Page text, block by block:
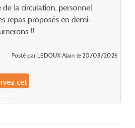
la circulation, personnel
repas proposés en demi-
!!
Posté par LEDOUX Alain le 20/03/2026
cet